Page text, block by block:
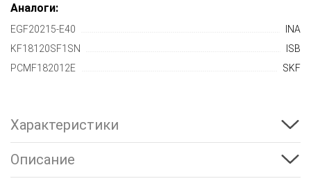
Аналоги:
EGF20215-E40
INA
KF18120SF1SN
ISB
PCMF182012E
SKF
Характеристики
Описание